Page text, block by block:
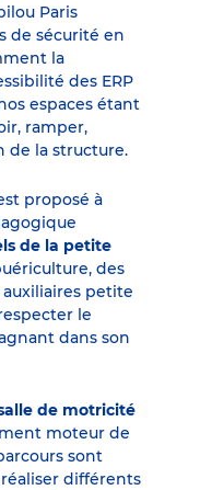
Paris
de sécurité en
la
des ERP
espaces étant
ramper,
de la structure.
proposé à
de la petite
des
petite
le
dans son
de motricité
moteur de
sont
différents